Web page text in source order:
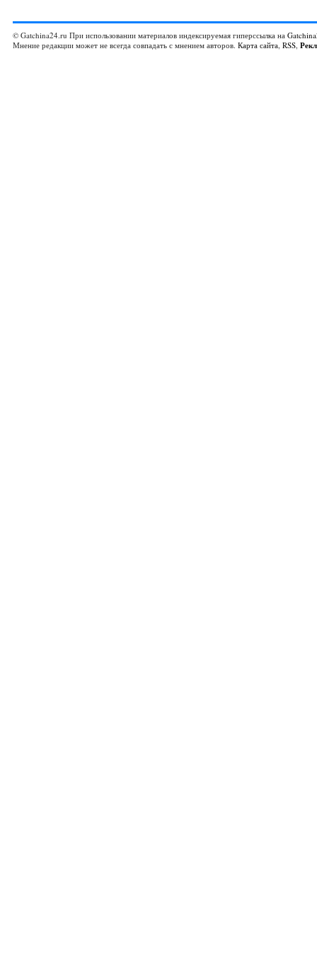
© Gatchina24.ru При использовании материалов индексируемая гиперссылка на
Мнение редакции может не всегда совпадать с мнением авторов. Карта сайта, RSS,